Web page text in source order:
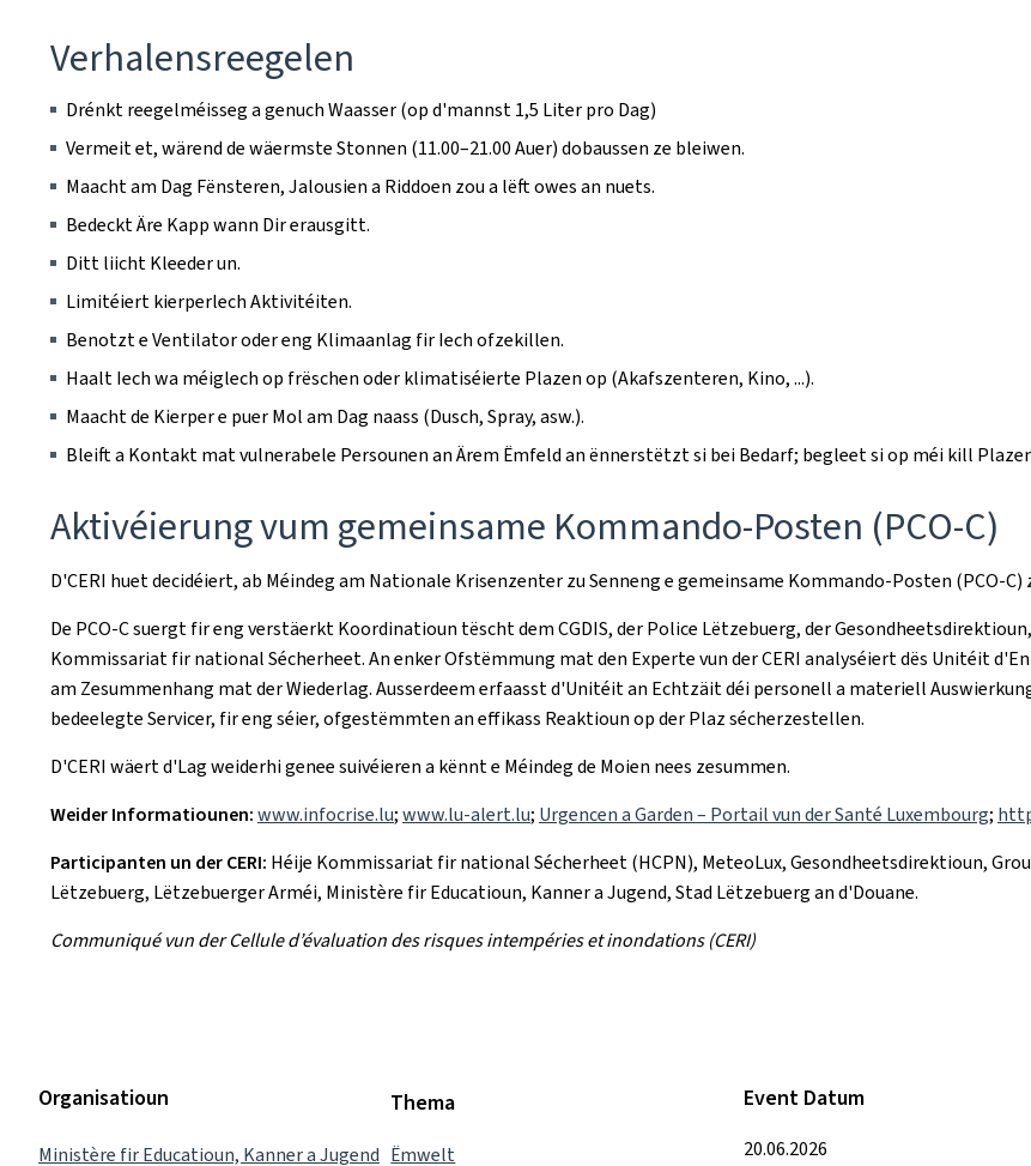
Verhalensreegelen
Drénkt reegelméisseg a genuch Waasser (op d'mannst 1,5 Liter pro Dag)
Vermeit et, wärend de wäermste Stonnen (11.00–21.00 Auer) dobaussen ze bleiwen.
Maacht am Dag Fënsteren, Jalousien a Riddoen zou a lëft owes an nuets.
Bedeckt Äre Kapp wann Dir erausgitt.
Ditt liicht Kleeder un.
Limitéiert kierperlech Aktivitéiten.
Benotzt e Ventilator oder eng Klimaanlag fir Iech ofzekillen.
Haalt Iech wa méiglech op frëschen oder klimatiséierte Plazen op (Akafszenteren, Kino, ...).
Maacht de Kierper e puer Mol am Dag naass (Dusch, Spray, asw.).
Bleift a Kontakt mat vulnerabele Persounen an Ärem Ëmfeld an ënnerstëtzt si bei Bedarf; begleet si op méi kill
Aktivéierung vum gemeinsame Kommando-Posten (PCO-C)
D'CERI huet decidéiert, ab Méindeg am Nationale Krisenzenter zu Senneng e gemeinsame Kommando-Posten (PCO-
De PCO-C suergt fir eng verstäerkt Koordinatioun tëscht dem CGDIS, der Police Lëtzebuerg, der
Kommissariat fir national Sécherheet. An enker Ofstëmmung mat den Experte vun der CERI analyséiert dës Unitéit
am Zesummenhang mat der Wiederlag. Ausserdeem erfaasst d'Unitéit an Echtzäit déi personell a materiell
bedeelegte Servicer, fir eng séier, ofgestëmmten an effikass Reaktioun op der Plaz sécherzestellen.
D'CERI wäert d'Lag weiderhi genee suivéieren a kënnt e Méindeg de Moien nees zesummen.
Weider Informatiounen:www.infocrise.lu;www.lu-alert.lu; Urgencen a Garden – Portail vun der Santé Luxembourg;
Participanten un der CERI: Héije Kommissariat fir national Sécherheet (HCPN), MeteoLux, Gesondheetsdirektioun,
Lëtzebuerg, Lëtzebuerger Arméi, Ministère fir Educatioun, Kanner a Jugend, Stad Lëtzebuerg an d'Douane.
Communiqué vun der Cellule d’évaluation des risques intempéries et inondations (CERI)
Organisatioun
Ministère fir Educatioun, Kanner a Jugend
Thema
Ëmwelt
Event Datum
20.06.2026